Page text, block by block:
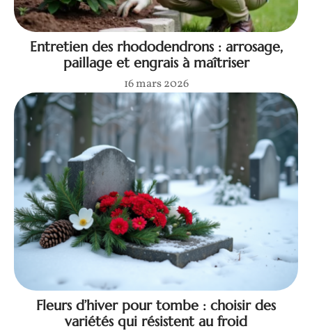
Entretien des rhododendrons : arrosage,
paillage et engrais à maîtriser
16 mars 2026
Fleurs d’hiver pour tombe : choisir des
variétés qui résistent au froid